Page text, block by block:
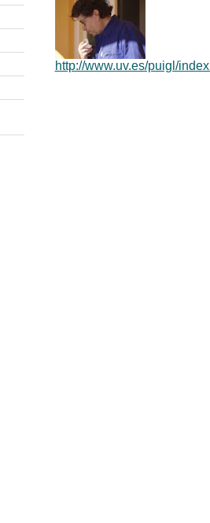
http://www.uv.es/puigl/